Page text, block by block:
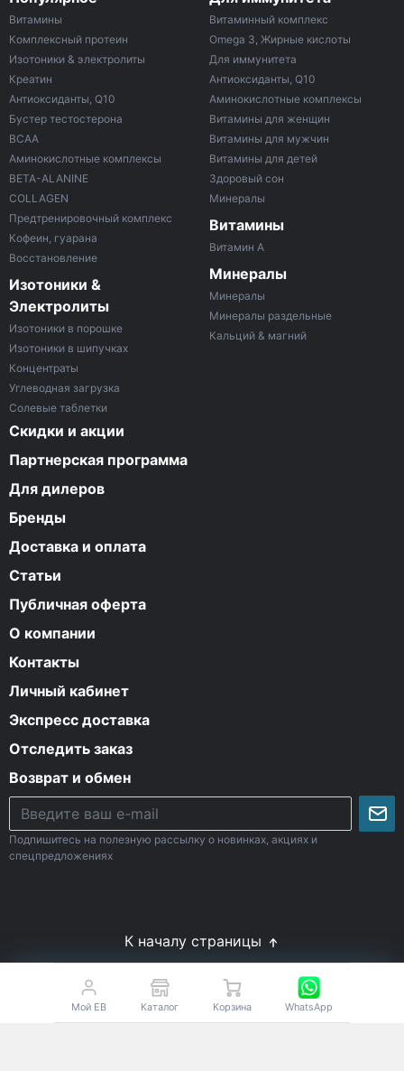
Витамины
Комплексный протеин
Изотоники & электролиты
Креатин
Антиоксиданты, Q10
Бустер тестостерона
ВСАА
Аминокислотные комплексы
BETA-ALANINE
COLLAGEN
Предтренировочный комплекс
Кофеин, гуарана
Восстановление
Изотоники &
Электролиты
Изотоники в порошке
Изотоники в шипучках
Концентраты
Углеводная загрузка
Солевые таблетки
Витаминный комплекс
Omega 3, Жирные кислоты
Для иммунитета
Антиоксиданты, Q10
Аминокислотные комплексы
Витамины для женщин
Витамины для мужчин
Витамины для детей
Здоровый сон
Минералы
Витамины
Витамин A
Минералы
Минералы
Минералы раздельные
Кальций & магний
Скидки и акции
Партнерская программа
Для дилеров
Бренды
Доставка и оплата
Статьи
Публичная оферта
О компании
Контакты
Личный кабинет
Экспресс доставка
Отследить заказ
Возврат и обмен
Подпишитесь на полезную рассылку о новинках, акциях и
спецпредложениях
К началу страницы
© Все права защищены. 2009-2026 Energy-Body.ru
Спортивное питание с доставкой по России
Мой EB Каталог Корзина WhatsApp